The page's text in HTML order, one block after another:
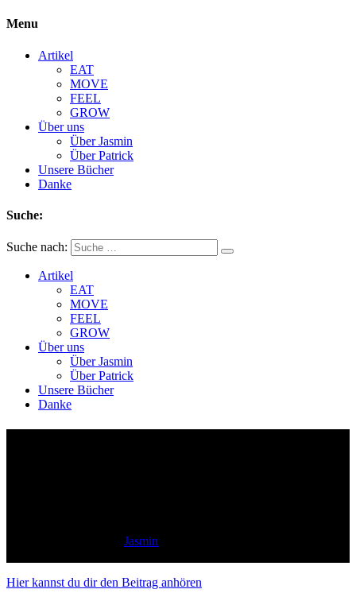
Menu
Artikel
EAT
MOVE
FEEL
GROW
Über uns
Über Jasmin
Über Patrick
Unsere Bücher
Danke
Suche:
Suche nach:
Artikel
EAT
MOVE
FEEL
GROW
Über uns
Über Jasmin
Über Patrick
Unsere Bücher
Danke
Jasmin
Hier kannst du dir den Beitrag anhören